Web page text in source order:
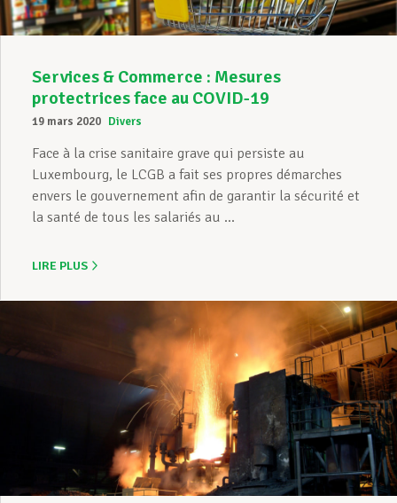
Services & Commerce : Mesures
protectrices face au COVID-19
19 mars 2020 Divers
Face à la crise sanitaire grave qui persiste au
Luxembourg, le LCGB a fait ses propres démarches
envers le gouvernement afin de garantir la sécurité et
la santé de tous les salariés au ...
LIRE PLUS